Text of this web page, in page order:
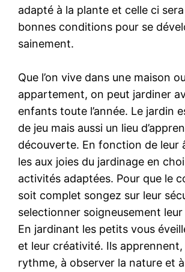
adapté à la plante et celle ci
bonnes conditions pour se
sainement.
Que l’on vive dans une maison
appartement, on peut jardiner
enfants toute l’année. Le jardin
de jeu mais aussi un lieu
découverte. En fonction de leur
les aux joies du jardinage en
activités adaptées. Pour que le
soit complet songez sur leur
selectionner soigneusement
En jardinant les petits vous
et leur créativité. Ils apprennent,
rythme, à observer la nature et